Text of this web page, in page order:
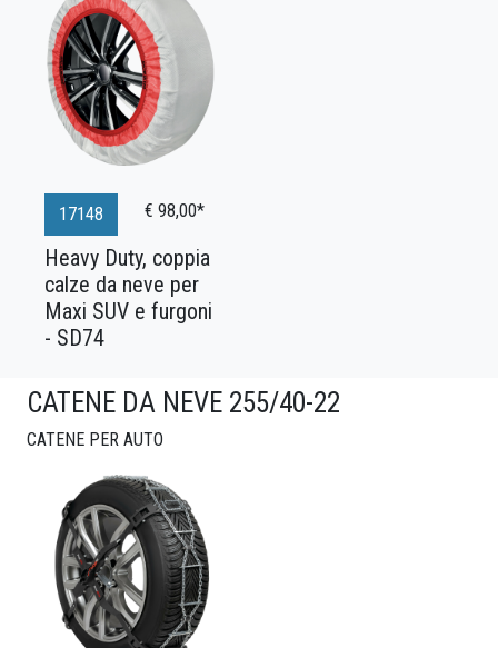
17148 € 98,00*
Heavy Duty, coppia
calze da neve per
Maxi SUV e furgoni
- SD74
CATENE DA NEVE 255/40-22
CATENE PER AUTO